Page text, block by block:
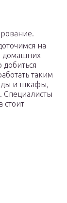
на
домашних
добиться
таким
и шкафы,
стоит